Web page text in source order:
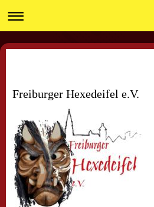
Freiburger Hexedeifel e.V.